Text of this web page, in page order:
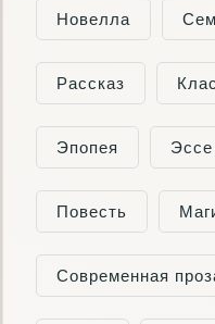
Новелла
Рассказ
Эпопея Эссе
Повесть
Современная